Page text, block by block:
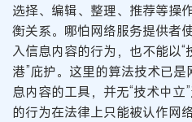
选择、编辑、整理、推荐等操
衡关系。哪怕网络服务提供者
入信息内容的行为，也不能以“
港”庇护。这里的算法技术已
息内容的工具，并无“技术中
的行为在法律上只能被认作网